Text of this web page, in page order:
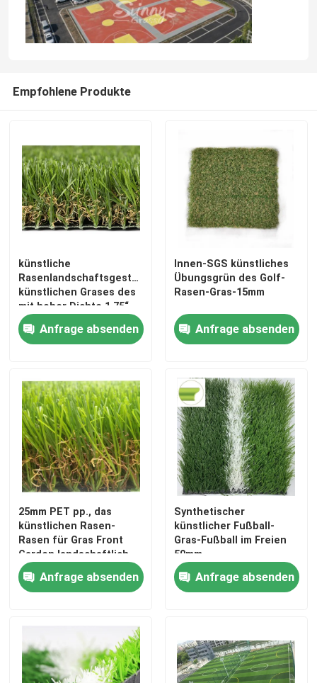
Empfohlene Produkte
künstliche
Rasenlandschaftsgestaltung
künstlichen Grases des
mit hoher Dichte 1,75“
Anfrage absenden
Innen-SGS künstliches
Übungsgrün des Golf-
Rasen-Gras-15mm
Anfrage absenden
25mm PET pp., das
künstlichen Rasen-
Rasen für Gras Front
Garden landschaftlich
gestaltet
Anfrage absenden
Synthetischer
künstlicher Fußball-
Gras-Fußball im Freien
50mm
Anfrage absenden